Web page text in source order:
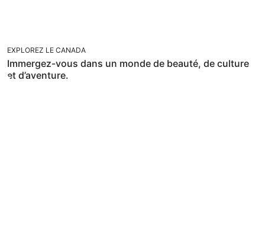
EXPLOREZ LE CANADA
Immergez-vous dans un monde de beauté, de culture
et d’aventure.